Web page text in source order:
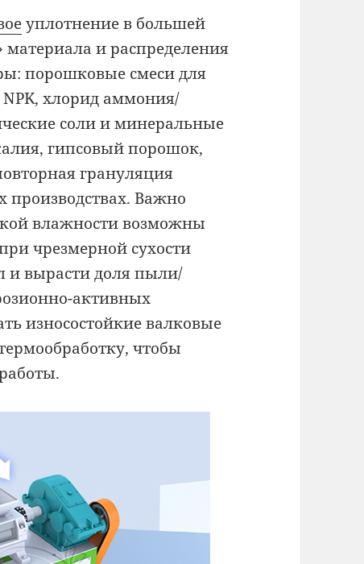
уплотнение в большей
материала и распределения
порошковые смеси для
хлорид аммония/
соли и минеральные
гипсовый порошок,
грануляция
производствах. Важно
влажности возможны
чрезмерной сухости
и вырасти доля пыли/
активных
износостойкие валковые
чтобы